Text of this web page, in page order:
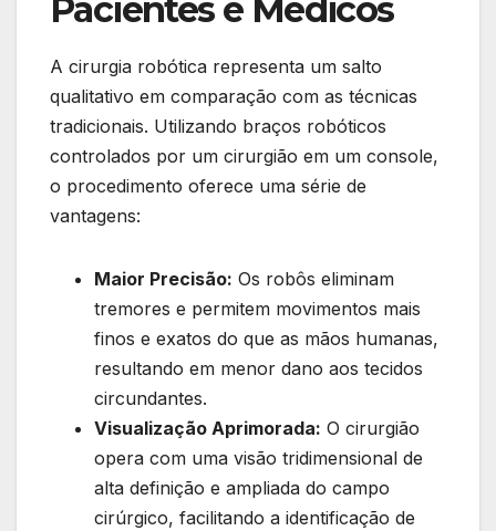
Pacientes e Médicos
A cirurgia robótica representa um salto
qualitativo em comparação com as técnicas
tradicionais. Utilizando braços robóticos
controlados por um cirurgião em um console,
o procedimento oferece uma série de
vantagens:
Maior Precisão: Os robôs eliminam
tremores e permitem movimentos mais
finos e exatos do que as mãos humanas,
resultando em menor dano aos tecidos
circundantes.
Visualização Aprimorada: O cirurgião
opera com uma visão tridimensional de
alta definição e ampliada do campo
cirúrgico, facilitando a identificação de